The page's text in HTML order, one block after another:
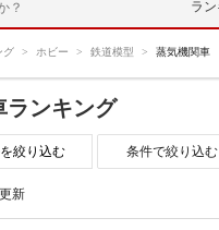
グ > ホビー > 鉄道模型 > 蒸気機関車
ランキング
条件で絞り込む
新